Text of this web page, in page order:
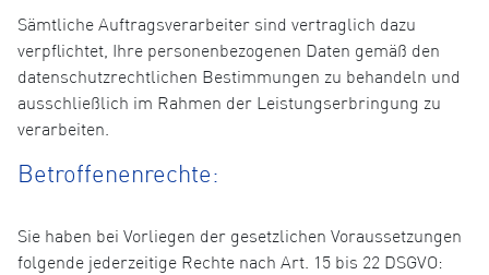
Sämtliche Auftragsverarbeiter sind vertraglich dazu
verpflichtet, Ihre personenbezogenen Daten gemäß den
datenschutzrechtlichen Bestimmungen zu behandeln und
ausschließlich im Rahmen der Leistungserbringung zu
verarbeiten.
Betroffenenrechte:
Sie haben bei Vorliegen der gesetzlichen Voraussetzungen
folgende jederzeitige Rechte nach Art. 15 bis 22 DSGVO: